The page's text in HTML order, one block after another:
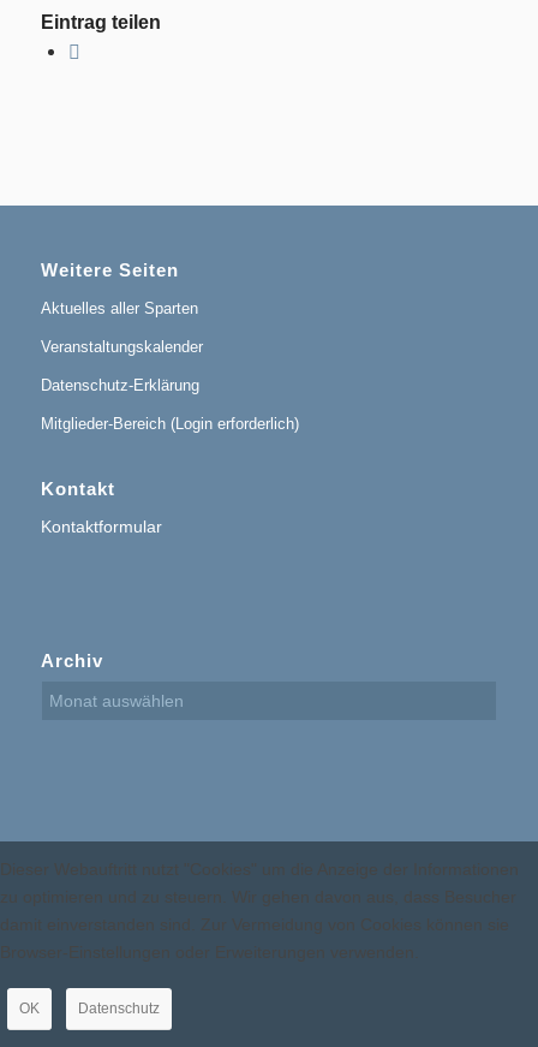
Eintrag teilen
Weitere Seiten
Aktuelles aller Sparten
Veranstaltungskalender
Datenschutz-Erklärung
Mitglieder-Bereich (Login erforderlich)
Kontakt
Kontaktformular
Archiv
Dieser Webauftritt nutzt "Cookies" um die Anzeige der Informationen
zu optimieren und zu steuern. Wir gehen davon aus, dass Besucher
damit einverstanden sind. Zur Vermeidung von Cookies können sie
Browser-Einstellungen oder Erweiterungen verwenden.
OK Datenschutz